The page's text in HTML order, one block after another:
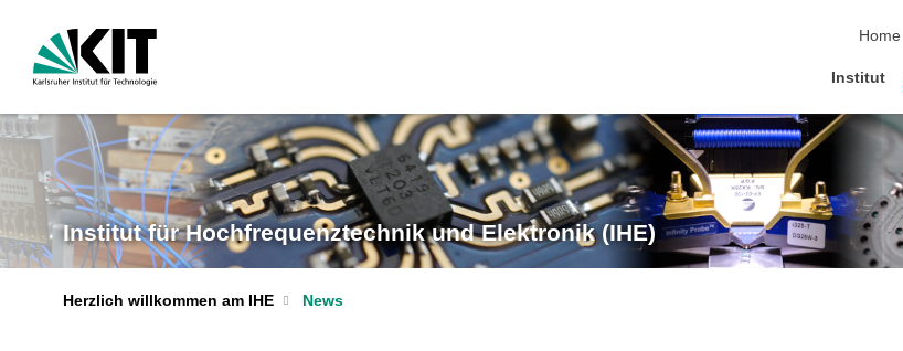
Home
Institut
Institut für Hochfrequenztechnik und Elektronik (IHE)
Herzlich willkommen am IHE News